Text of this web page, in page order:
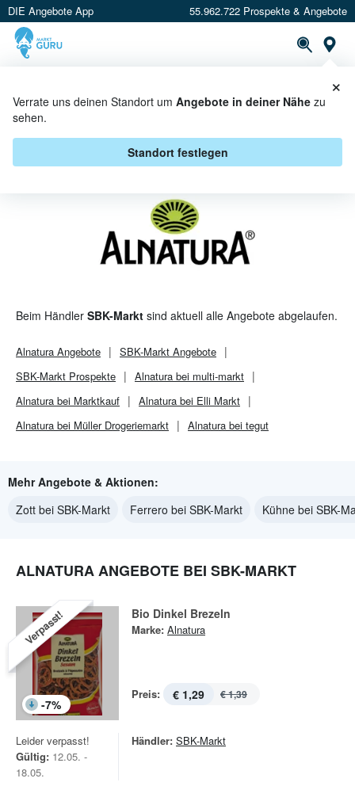
DIE Angebote App 55.962.722 Prospekte & Angebote
Verrate uns deinen Standort um Angebote in deiner Nähe zu
sehen.
Standort festlegen
×
ALNATURA BEI SBK-MARKT -
ANGEBOTE & AKTIONEN
Beim Händler SBK-Markt sind aktuell alle Angebote abgelaufen.
Alnatura Angebote SBK-Markt Angebote
SBK-Markt Prospekte
Alnatura bei multi-markt
Alnatura bei Marktkauf
Alnatura bei Elli Markt
Alnatura bei Müller Drogeriemarkt
Alnatura bei tegut
Mehr Angebote & Aktionen:
Zott bei SBK-Markt
Ferrero bei SBK-Markt Kühne bei SBK-
ALNATURA ANGEBOTE BEI SBK-MARKT
Verpasst!
-7%
Bio Dinkel Brezeln
Marke: Alnatura
Preis: € 1,29 € 1,39
Leider verpasst!
Gültig: 12.05. -
18.05.
Händler: SBK-Markt